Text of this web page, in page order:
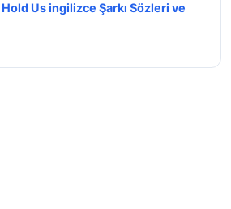
Us ingilizce Şarkı Sözleri ve